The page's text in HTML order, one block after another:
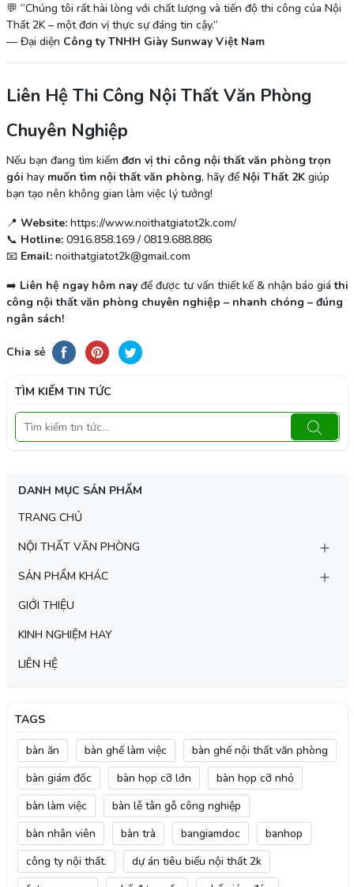
💬 “Chúng tôi rất hài lòng với chất lượng và tiến độ thi công của Nội
Thất 2K – một đơn vị thực sự đáng tin cậy.”
— Đại diện Công ty TNHH Giày Sunway Việt Nam
Liên Hệ Thi Công Nội Thất Văn Phòng
Chuyên Nghiệp
Nếu bạn đang tìm kiếm đơn vị thi công nội thất văn phòng trọn
gói haymuốn tìm nội thất văn phòng, hãy để Nội Thất 2Kgiúp
bạn tạo nên không gian làm việc lý tưởng!
📍 Website: https://www.noithatgiatot2k.com/
📞 Hotline: 0916.858.169 / 0819.688.886
📧 Email:noithatgiatot2k@gmail.com
➡️ Liên hệ ngay hôm nayđể được tư vấn thiết kế & nhận báo giáthi
công nội thất văn phòng chuyên nghiệp – nhanh chóng – đúng
ngân sách!
Chia sẻ
TÌM KIẾM TIN TỨC
DANH MỤC SẢN PHẨM
TRANG CHỦ
NỘI THẤT VĂN PHÒNG
SẢN PHẨM KHÁC
GIỚI THIỆU
KINH NGHIỆM HAY
LIÊN HỆ
TAGS
bàn ăn bàn ghế làm việc
bàn ghế nội thất văn phòng
bàn giám đốc
bàn họp cỡ lớn
bàn họp cỡ nhỏ
bàn làm việc
bàn lễ tân gỗ công nghiệp
bàn nhân viên
bàn trà bangiamdoc
banhop
công ty nội thất.
dự án tiêu biểu nội thất 2k